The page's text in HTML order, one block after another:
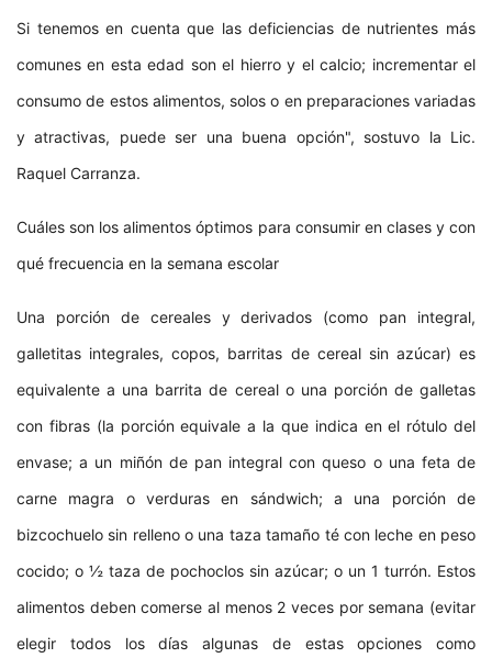
Si tenemos en cuenta que las deficiencias de nutrientes más
comunes en esta edad son el hierro y el calcio; incrementar el
consumo de estos alimentos, solos o en preparaciones variadas
y atractivas, puede ser una buena opción", sostuvo la Lic.
Raquel Carranza.
Cuáles son los alimentos óptimos para consumir en clases y con
qué frecuencia en la semana escolar
Una porción de cereales y derivados (como pan integral,
galletitas integrales, copos, barritas de cereal sin azúcar) es
equivalente a una barrita de cereal o una porción de galletas
con fibras (la porción equivale a la que indica en el rótulo del
envase; a un miñón de pan integral con queso o una feta de
carne magra o verduras en sándwich; a una porción de
bizcochuelo sin relleno o una taza tamaño té con leche en peso
cocido; o ½ taza de pochoclos sin azúcar; o un 1 turrón. Estos
alimentos deben comerse al menos 2 veces por semana (evitar
elegir todos los días algunas de estas opciones como